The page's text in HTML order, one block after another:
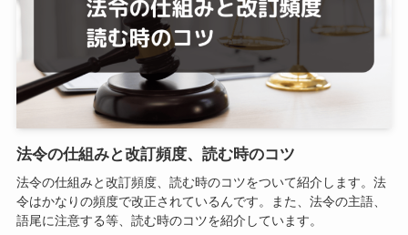
法令の仕組みと改訂頻度、読む時のコツ
法令の仕組みと改訂頻度、読む時のコツをついて紹介します。法
令はかなりの頻度で改正されているんです。また、法令の主語、
語尾に注意する等、読む時のコツを紹介しています。